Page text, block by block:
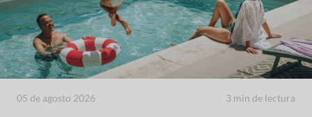
05 de agosto 2026 3 min de lectura